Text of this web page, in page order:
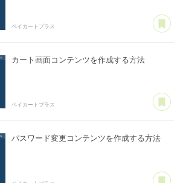
ペイカートプラス
カート画面コンテンツを作成する方法
ペイカートプラス
パスワード変更コンテンツを作成する方法